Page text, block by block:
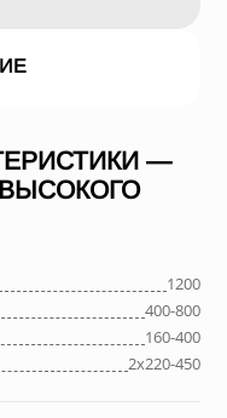
—
1200
400-800
160-400
2х220-450